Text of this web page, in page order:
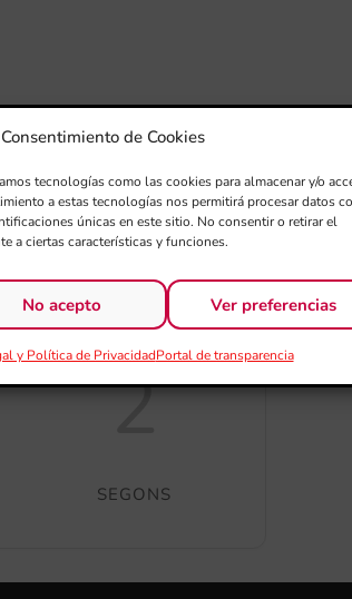
de Cookies
tecnologías como las cookies para almacenar y/o
a estas tecnologías nos permitirá procesar datos
únicas en este sitio. No consentir o retirar el
a ciertas características y funciones.
No acepto Ver preferencias
y Política de PrivacidadPortal de transparencia
Exportar + iCal / Outlook
2
SEGONS